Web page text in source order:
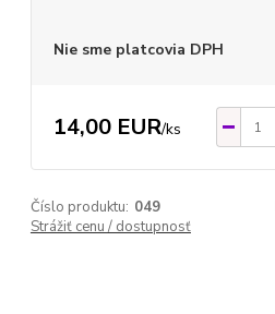
Nie sme platcovia DPH
14,00 EUR/ks
Číslo produktu: 049
Strážiť cenu / dostupnosť